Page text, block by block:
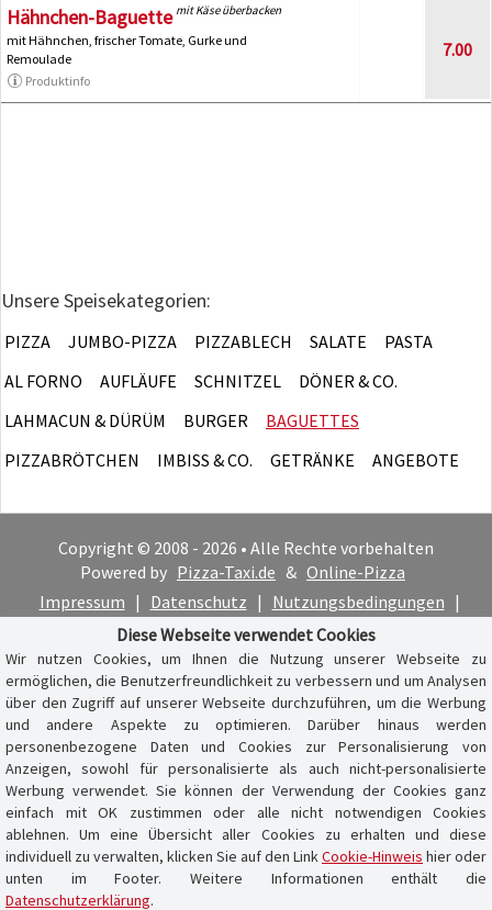
Hähnchen-Baguette mit Käse überbacken
mit Hähnchen, frischer Tomate, Gurke und
Remoulade
Produktinfo
7.00
Unsere Speisekategorien:
PIZZA JUMBO-PIZZA PIZZABLECH SALATE
PASTA
AL FORNO
AUFLÄUFE SCHNITZEL
DÖNER & CO.
LAHMACUN & DÜRÜM
BURGER
BAGUETTES
PIZZABRÖTCHEN
IMBISS & CO. GETRÄNKE ANGEBOTE
Copyright © 2008 - 2026 • Alle Rechte vorbehalten
Powered by Pizza-Taxi.de & Online-Pizza
Impressum | Datenschutz | Nutzungsbedingungen |
Cookie-Hinweis
Diese Webseite verwendet Cookies
Wir nutzen Cookies, um Ihnen die Nutzung unserer Webseite zu
ermöglichen, die Benutzerfreundlichkeit zu verbessern und um Analysen
über den Zugriff auf unserer Webseite durchzuführen, um die Werbung
und andere Aspekte zu optimieren. Darüber hinaus werden
personenbezogene Daten und Cookies zur Personalisierung von
Anzeigen, sowohl für personalisierte als auch nicht-personalisierte
Werbung verwendet. Sie können der Verwendung der Cookies ganz
einfach mit OK zustimmen oder alle nicht notwendigen Cookies
ablehnen. Um eine Übersicht aller Cookies zu erhalten und diese
individuell zu verwalten, klicken Sie auf den LinkCookie-Hinweis hier oder
unten im Footer. Weitere Informationen enthält die
Datenschutzerklärung.